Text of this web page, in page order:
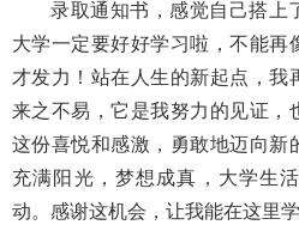
录取通知书，感觉自己搭上
大学一定要好好学习啦，不能再
才发力！站在人生的新起点，我
来之不易，它是我努力的见证，
这份喜悦和感激，勇敢地迈向新
充满阳光，梦想成真，大学生
动。感谢这机会，让我能在这里学